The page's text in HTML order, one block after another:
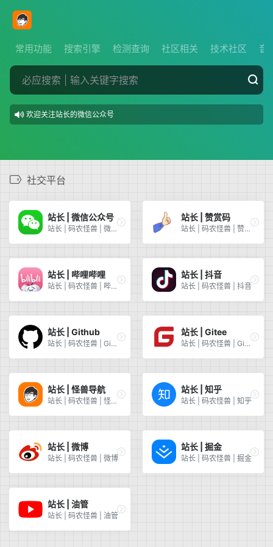
常用功能 搜索引擎 检测查询 社区相关 技术社区 音
欢迎关注站长的B站
社交平台
站长 | 微信公众号
站长 | 码农怪兽 | 微信公众号
站长 | 赞赏码
站长 | 码农怪兽 | 赞赏码
站长 | 哔哩哔哩
站长 | 码农怪兽 | 哔哩哔哩
站长 | 抖音
站长 | 码农怪兽 | 抖音
站长 | Github
站长 | 码农怪兽 | Github
站长 | Gitee
站长 | 码农怪兽 | Gitee
站长 | 怪兽导航
站长 | 码农怪兽 | 怪兽导航
站长 | 知乎
站长 | 码农怪兽 | 知乎
站长 | 微博
站长 | 码农怪兽 | 微博
站长 | 掘金
站长 | 码农怪兽 | 掘金
站长 | 油管
站长 | 码农怪兽 | 油管